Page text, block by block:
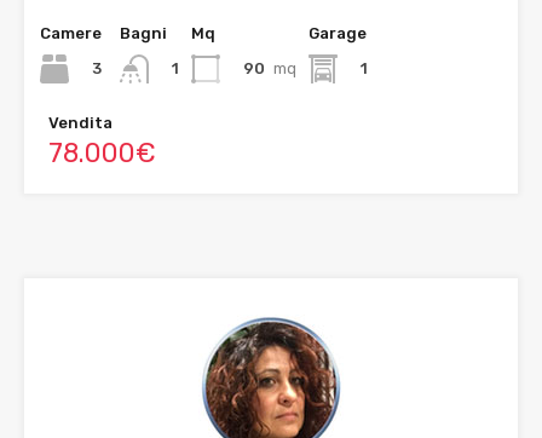
Camere
3
Bagni
1
Mq
90 mq
Garage
1
Vendita
78.000€